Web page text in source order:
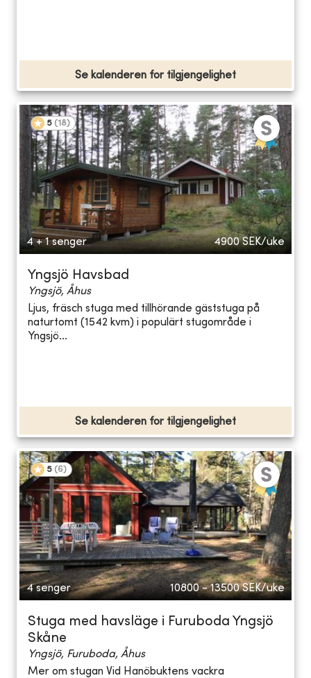
Se kalenderen for tilgjengelighet
5 (18)
4 + 1 senger 4900 SEK/uke
Yngsjö Havsbad
Yngsjö, Åhus
Ljus, fräsch stuga med tillhörande gäststuga på
naturtomt (1542 kvm) i populärt stugområde i
Yngsjö...
Se kalenderen for tilgjengelighet
5 (6)
4 senger 10800 - 13500 SEK/uke
Stuga med havsläge i Furuboda Yngsjö
Skåne
Yngsjö, Furuboda, Åhus
Mer om stugan Vid Hanöbuktens vackra